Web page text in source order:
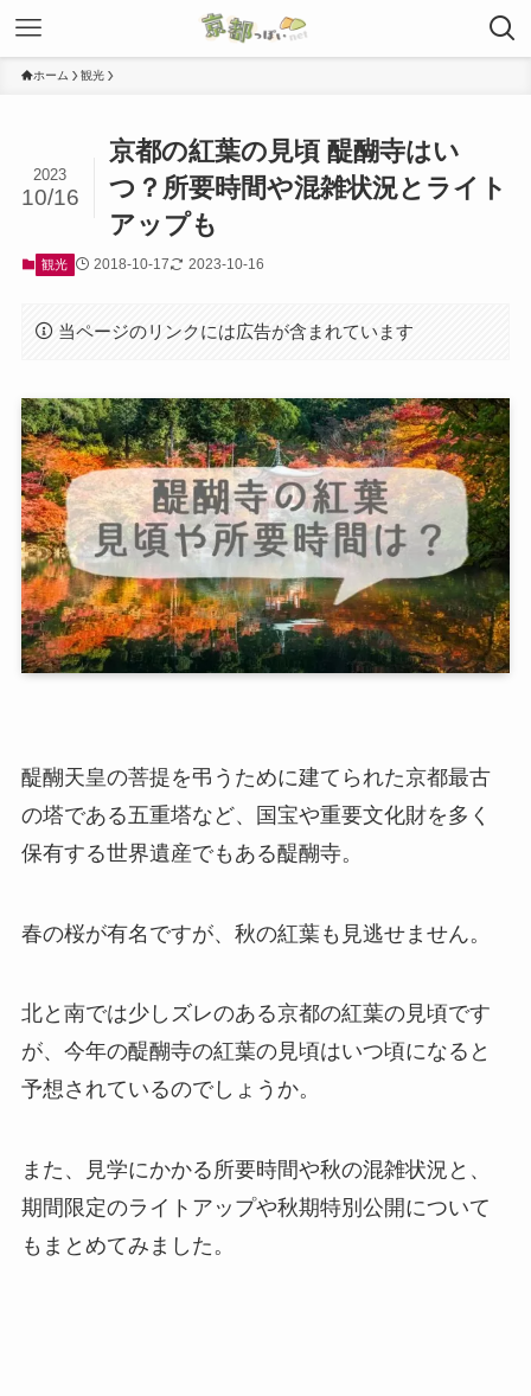
ホーム 観光
京都の紅葉の見頃 醍醐寺はい
つ？所要時間や混雑状況とライト
アップも
2023
10/16
観光 2018-10-17 2023-10-16
当ページのリンクには広告が含まれています
醍醐天皇の菩提を弔うために建てられた京都最古
の塔である五重塔など、国宝や重要文化財を多く
保有する世界遺産でもある醍醐寺。
春の桜が有名ですが、秋の紅葉も見逃せません。
北と南では少しズレのある京都の紅葉の見頃です
が、今年の醍醐寺の紅葉の見頃はいつ頃になると
予想されているのでしょうか。
また、見学にかかる所要時間や秋の混雑状況と、
期間限定のライトアップや秋期特別公開について
もまとめてみました。